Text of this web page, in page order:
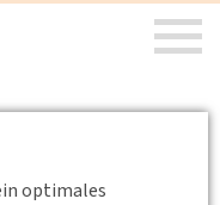
optimales
2012
- idea and